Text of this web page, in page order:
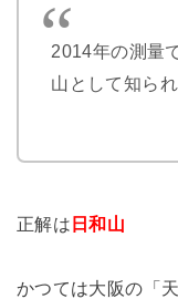
2014年の測量
山として知ら
正解は 日和山
かつては大阪の「